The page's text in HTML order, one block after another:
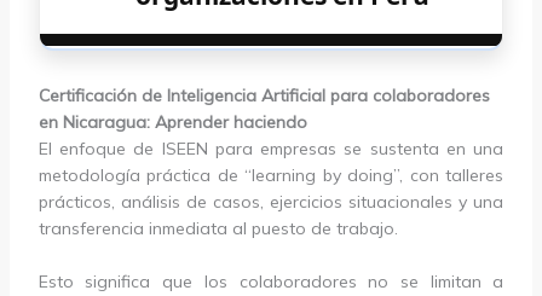
Certificación de Inteligencia Artificial para colaboradores
en Nicaragua: Aprender haciendo
El enfoque de ISEEN para empresas se sustenta en una
metodología práctica de “learning by doing”, con talleres
prácticos, análisis de casos, ejercicios situacionales y una
transferencia inmediata al puesto de trabajo.
Esto significa que los colaboradores no se limitan a